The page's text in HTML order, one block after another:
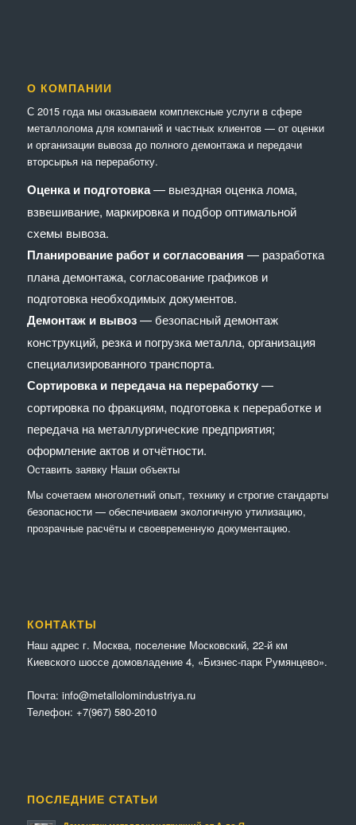
О КОМПАНИИ
С 2015 года мы оказываем комплексные услуги в сфере
металлолома для компаний и частных клиентов — от оценки
и организации вывоза до полного демонтажа и передачи
вторсырья на переработку.
Оценка и подготовка— выездная оценка лома,
взвешивание, маркировка и подбор оптимальной
схемы вывоза.
Планирование работ и согласования — разработка
плана демонтажа, согласование графиков и
подготовка необходимых документов.
Демонтаж и вывоз— безопасный демонтаж
конструкций, резка и погрузка металла, организация
специализированного транспорта.
Сортировка и передача на переработку—
сортировка по фракциям, подготовка к переработке и
передача на металлургические предприятия;
оформление актов и отчётности.
Оставить заявку Наши объекты
Мы сочетaем многолетний опыт, технику и строгие стандарты
безопасности — обеспечиваем экологичную утилизацию,
прозрачные расчёты и своевременную документацию.
КОНТАКТЫ
Наш адрес г. Москва, поселение Московский, 22-й км
Киевского шоссе домовладение 4, «Бизнес-парк Румянцево».
Почта: info@metallolomindustriya.ru
Телефон: +7(967) 580-2010
ПОСЛЕДНИЕ СТАТЬИ